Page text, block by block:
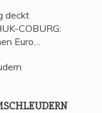
deckt
COBURG:
Euro…